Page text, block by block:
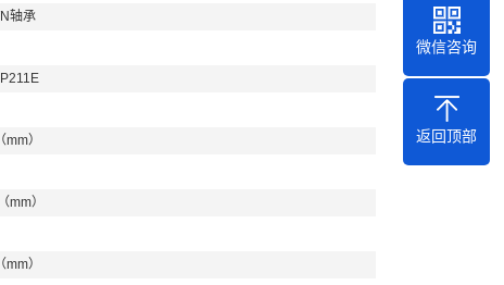
轴承
）
mm）
）
微信咨询
返回顶部